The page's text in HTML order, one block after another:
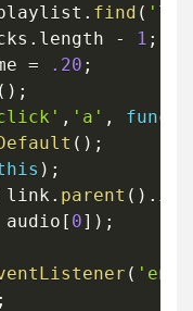
. find ( 'li
. length - 1 ;
= .20 ;
( ) ;
, 'a' ,
( ) ;
) ;
link . parent ( ) .
audio [ 0] ) ;
(
;